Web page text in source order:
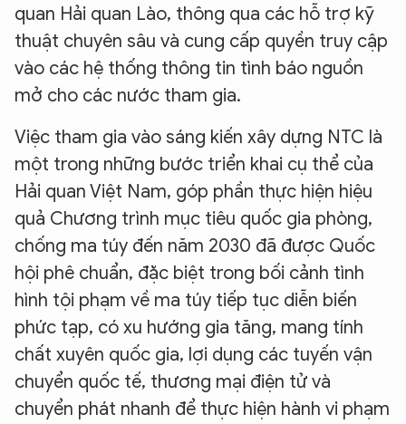
quan Hải quan Lào, thông qua các hỗ trợ kỹ
thuật chuyên sâu và cung cấp quyền truy cập
vào các hệ thống thông tin tình báo nguồn
mở cho các nước tham gia.
Việc tham gia vào sáng kiến xây dựng NTC là
một trong những bước triển khai cụ thể của
Hải quan Việt Nam, góp phần thực hiện hiệu
quả Chương trình mục tiêu quốc gia phòng,
chống ma túy đến năm 2030 đã được Quốc
hội phê chuẩn, đặc biệt trong bối cảnh tình
hình tội phạm về ma túy tiếp tục diễn biến
phức tạp, có xu hướng gia tăng, mang tính
chất xuyên quốc gia, lợi dụng các tuyến vận
chuyển quốc tế, thương mại điện tử và
chuyển phát nhanh để thực hiện hành vi phạm